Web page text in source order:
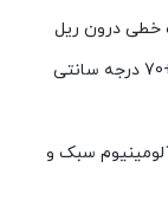
خطی درون ریل
مقاومت در برابر تغییر شکل در دماهای -40 تا+70 درجه سانتی
سبک و